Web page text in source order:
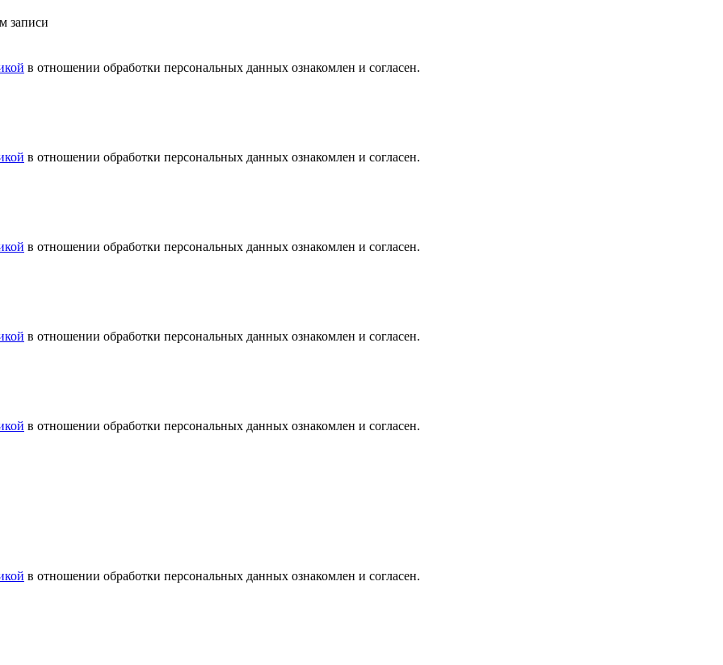
записи
в отношении обработки персональных данных ознакомлен и согласен.
в отношении обработки персональных данных ознакомлен и согласен.
в отношении обработки персональных данных ознакомлен и согласен.
в отношении обработки персональных данных ознакомлен и согласен.
в отношении обработки персональных данных ознакомлен и согласен.
в отношении обработки персональных данных ознакомлен и согласен.